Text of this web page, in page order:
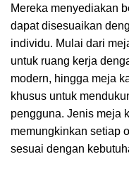
Mereka menyediakan
dapat disesuaikan
individu. Mulai dari
untuk ruang kerja
modern, hingga meja
khusus untuk
pengguna. Jenis meja
memungkinkan setiap
sesuai dengan